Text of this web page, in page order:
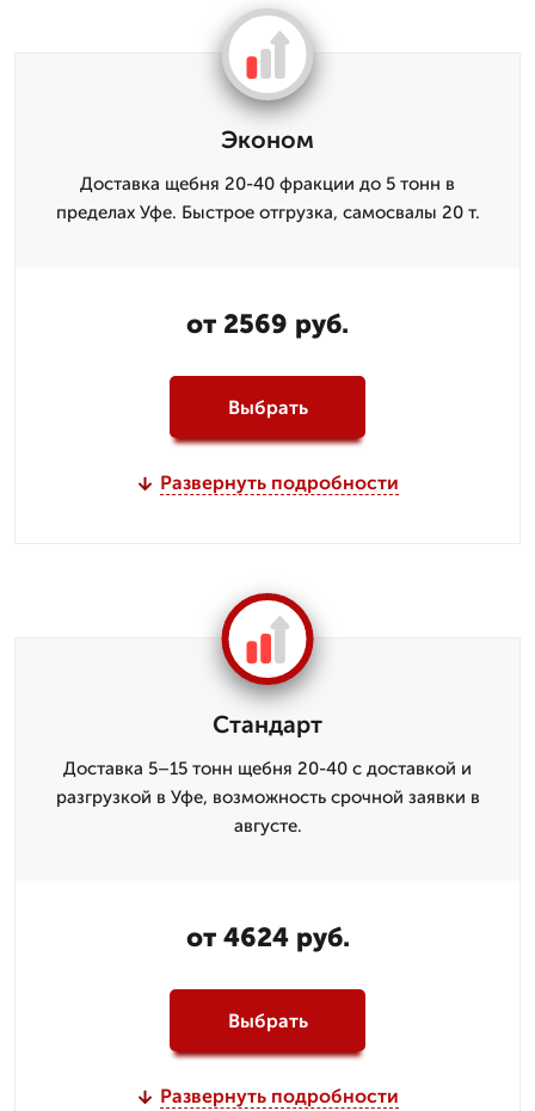
Эконом
Доставка щебня 20-40 фракции до 5 тонн в
пределах Уфе. Быстрое отгрузка, самосвалы 20 т.
от 2569 руб.
Выбрать
Развернуть подробности
Стандарт
Доставка 5–15 тонн щебня 20-40 с доставкой и
разгрузкой в Уфе, возможность срочной заявки в
августе.
от 4624 руб.
Выбрать
Развернуть подробности